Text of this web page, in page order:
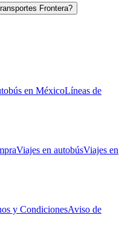
Frontera?
en MéxicoLíneas de
Viajes en autobúsViajes en
y CondicionesAviso de